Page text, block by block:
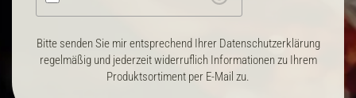
Bitte senden Sie mir entsprechend Ihrer Datenschutzerklärung
regelmäßig und jederzeit widerruflich Informationen zu Ihrem
Produktsortiment per E-Mail zu.